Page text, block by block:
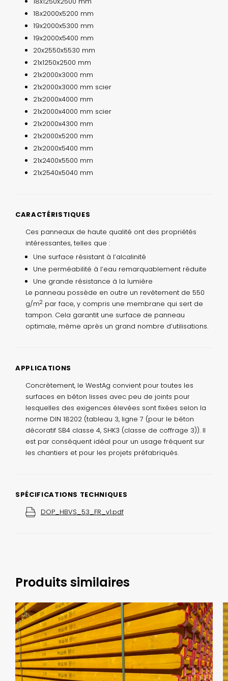
18x2000x5200 mm
19x2000x5300 mm
19x2000x5400 mm
20x2550x5530 mm
21x1250x2500 mm
21x2000x3000 mm
21x2000x3000 mm scier
21x2000x4000 mm
21x2000x4000 mm scier
21x2000x4300 mm
21x2000x5200 mm
21x2000x5400 mm
21x2400x5500 mm
21x2540x5040 mm
CARACTÉRISTIQUES
Ces panneaux de haute qualité ont des propriétés
intéressantes, telles que :
Une surface résistant à l’alcalinité
Une perméabilité à l’eau remarquablement réduite
Une grande résistance à la lumière
Le panneau possède en outre un revêtement de 550
g/m2 par face, y compris une membrane qui sert de
tampon. Cela garantit une surface de panneau
optimale, même après un grand nombre d’utilisations.
APPLICATIONS
Concrètement, le WestAg convient pour toutes les
surfaces en béton lisses avec peu de joints pour
lesquelles des exigences élevées sont fixées selon la
norme DIN 18202 (tableau 3, ligne 7 (pour le béton
décoratif SB4 classe 4, SHK3 (classe de coffrage 3)). Il
est par conséquent idéal pour un usage fréquent sur
les chantiers et pour les projets préfabriqués.
SPÉCIFICATIONS TECHNIQUES
DOP_HBVS_53_FR_v1.pdf
Produits similaires